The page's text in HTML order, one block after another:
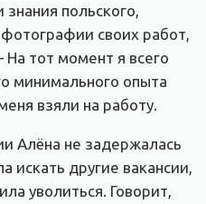
польского,
своих работ,
тот момент я всего
минимального опыта
взяли на работу.
Алёна не задержалась
искать другие вакансии,
уволиться. Говорит,